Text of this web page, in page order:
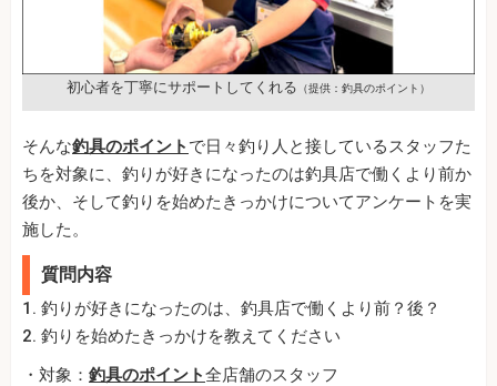
初心者を丁寧にサポートしてくれる （提供：釣具のポイント）
そんな釣具のポイント で日々釣り人と接しているスタッフた
ちを対象に、釣りが好きになったのは釣具店で働くより前か
後か、そして釣りを始めたきっかけについてアンケートを実
施した。
質問内容
1. 釣りが好きになったのは、釣具店で働くより前？後？
2. 釣りを始めたきっかけを教えてください
・対象： 釣具のポイント全店舗のスタッフ